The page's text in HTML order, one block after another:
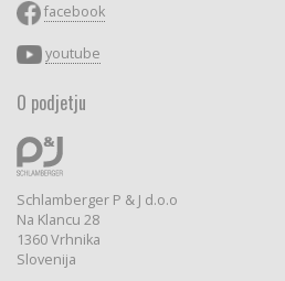
facebook
youtube
O podjetju
Schlamberger P & J d.o.o
Na Klancu 28
1360 Vrhnika
Slovenija